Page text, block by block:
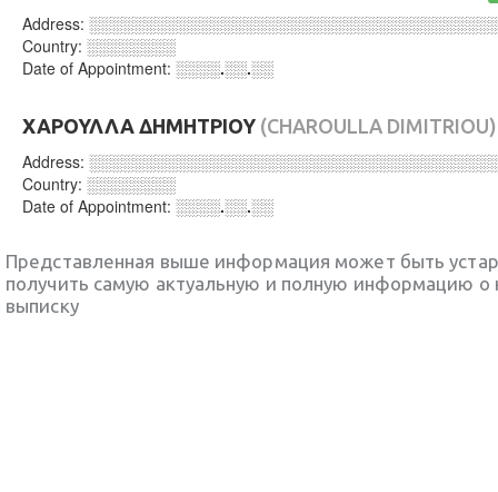
Address:
Country: ░░░░░░░░
Date of Appointment: ░░░░.░░.░░
ΧΑΡΟΥΛΛΑ ΔΗΜΗΤΡΙΟΥ (CHAROULLA DIMITRIOU)
Address:
Country: ░░░░░░░░
Date of Appointment: ░░░░.░░.░░
Представленная выше информация может быть
получить самую актуальную и полную информацию о
выписку